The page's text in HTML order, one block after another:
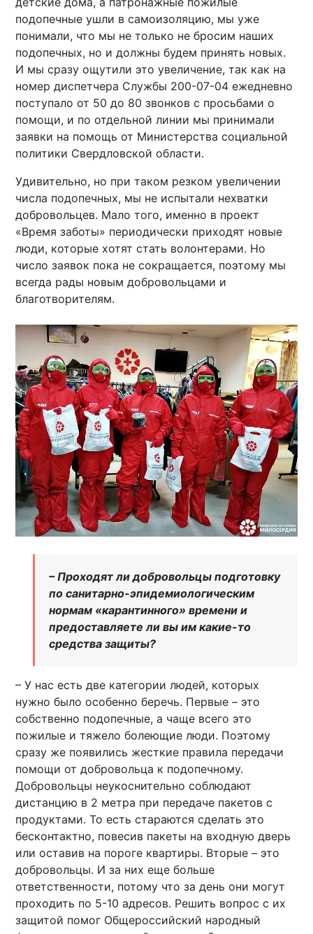
подопечные ушли в самоизоляцию, мы уже
понимали, что мы не только не бросим наших
подопечных, но и должны будем принять новых.
И мы сразу ощутили это увеличение, так как на
номер диспетчера Службы 200-07-04 ежедневно
поступало от 50 до 80 звонков с просьбами о
помощи, и по отдельной линии мы принимали
заявки на помощь от Министерства социальной
политики Свердловской области.
Удивительно, но при таком резком увеличении
числа подопечных, мы не испытали нехватки
добровольцев. Мало того, именно в проект
«Время заботы» периодически приходят новые
люди, которые хотят стать волонтерами. Но
число заявок пока не сокращается, поэтому мы
всегда рады новым добровольцами и
благотворителям.
– Проходят ли добровольцы подготовку
по санитарно-эпидемиологическим
нормам «карантинного» времени и
предоставляете ли вы им какие-то
средства защиты?
– У нас есть две категории людей, которых
нужно было особенно беречь. Первые – это
собственно подопечные, а чаще всего это
пожилые и тяжело болеющие люди. Поэтому
сразу же появились жесткие правила передачи
помощи от добровольца к подопечному.
Добровольцы неукоснительно соблюдают
дистанцию в 2 метра при передаче пакетов с
продуктами. То есть стараются сделать это
бесконтактно, повесив пакеты на входную дверь
или оставив на пороге квартиры. Вторые – это
добровольцы. И за них еще больше
ответственности, потому что за день они могут
проходить по 5-10 адресов. Решить вопрос с их
защитой помог Общероссийский народный